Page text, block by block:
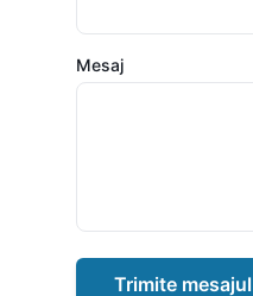
Mesaj
Trimite mesajul